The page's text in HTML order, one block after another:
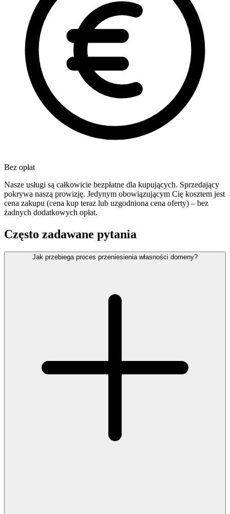
Bez opłat
Nasze usługi są całkowicie bezpłatne dla kupujących. Sprzedający
pokrywa naszą prowizję. Jedynym obowiązującym Cię kosztem jest
cena zakupu (cena kup teraz lub uzgodniona cena oferty) – bez
żadnych dodatkowych opłat.
Często zadawane pytania
Jak przebiega proces przeniesienia własności domeny?